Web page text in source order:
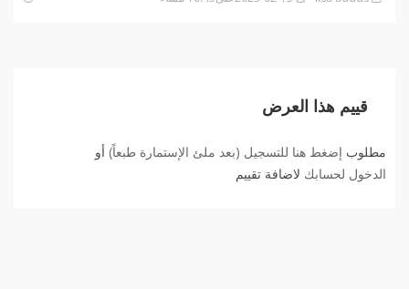
قييم هذا العرض
مطلوب إضغط هنا للتسجيل (بعد ملئ الإستمارة طبعاً) أو
الدخول لحسابك لاضافة تقييم